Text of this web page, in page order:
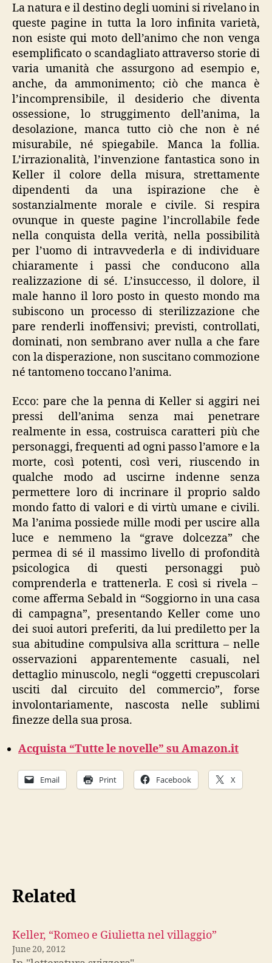
La natura e il destino degli uomini si rivelano in
queste pagine in tutta la loro infinita varietà,
non esiste qui moto dell’animo che non venga
esemplificato o scandagliato attraverso storie di
varia umanità che assurgono ad esempio e,
anche, da ammonimento; ciò che manca è
l’incomprensibile, il desiderio che diventa
ossessione, lo struggimento dell’anima, la
desolazione, manca tutto ciò che non è né
misurabile, né spiegabile. Manca la follia.
L’irrazionalità, l’invenzione fantastica sono in
Keller il colore della misura, strettamente
dipendenti da una ispirazione che è
sostanzialmente morale e civile. Si respira
ovunque in queste pagine l’incrollabile fede
nella conquista della verità, nella possibilità
per l’uomo di intravvederla e di individuare
chiaramente i passi che conducono alla
realizzazione di sé. L’insuccesso, il dolore, il
male hanno il loro posto in questo mondo ma
subiscono un processo di sterilizzazione che
pare renderli inoffensivi; previsti, controllati,
dominati, non sembrano aver nulla a che fare
con la disperazione, non suscitano commozione
né tantomeno toccano l’anima.
Ecco: pare che la penna di Keller si aggiri nei
pressi dell’anima senza mai penetrare
realmente in essa, costruisca caratteri più che
personaggi, frequenti ad ogni passo l’amore e la
morte, così potenti, così veri, riuscendo in
qualche modo ad uscirne indenne senza
permettere loro di incrinare il proprio saldo
mondo fatto di valori e di virtù umane e civili.
Ma l’anima possiede mille modi per uscire alla
luce e nemmeno la “grave dolcezza” che
permea di sé il massimo livello di profondità
psicologica di questi personaggi può
comprenderla e trattenerla. E così si rivela –
come afferma Sebald in “Soggiorno in una casa
di campagna”, presentando Keller come uno
dei suoi autori preferiti, da lui prediletto per la
sua abitudine compulsiva alla scrittura – nelle
osservazioni apparentemente casuali, nel
dettaglio minuscolo, negli “oggetti crepuscolari
usciti dal circuito del commercio”, forse
involontariamente, nascosta nelle sublimi
finezze della sua prosa.
Acquista “Tutte le novelle” su Amazon.it
Email Print Facebook X
Related
Keller, “Romeo e Giulietta nel villaggio”
June 20, 2012